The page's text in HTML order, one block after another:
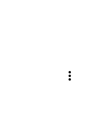
more_vert